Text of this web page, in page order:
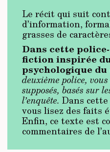
Le récit qui suit
d’information,
grasses de
Dans cette
fiction inspirée
psychologique
deuxième police,
supposés, basés sur
l’enquête. Dans
vous lisez des faits
Enfin, ce texte est
commentaires de